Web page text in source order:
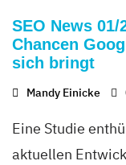
SEO News
Chancen
sich bringt
Mandy Einicke
Eine Studie
aktuellen